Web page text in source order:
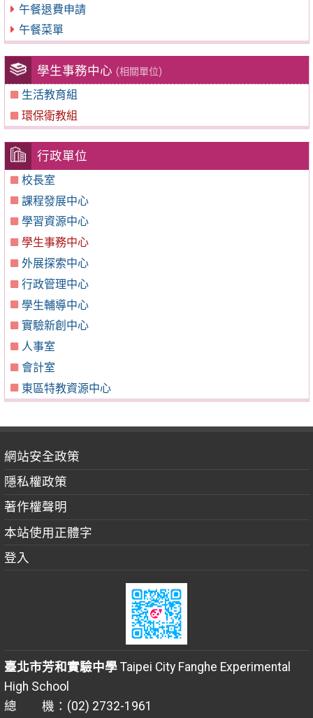
午餐退費申請
午餐菜單
學生事務中心 (相關單位)
生活教育組
環保衛教組
行政單位
校長室
課程發展中心
學習資源中心
學生事務中心
外展探索中心
行政管理中心
學生輔導中心
實驗新創中心
人事室
會計室
東區特教資源中心
網站安全政策
隱私權政策
著作權聲明
本站使用正體字
登入
臺北市芳和實驗中學Taipei City Fanghe Experimental
High School
總 機：(02) 2732-1961